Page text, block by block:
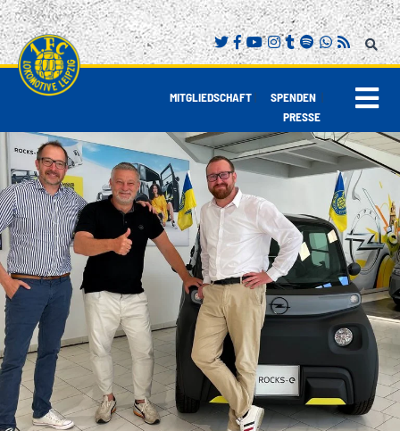
MITGLIEDSCHAFT| SPENDEN |
PRESSE